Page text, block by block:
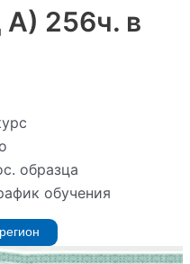
А) 256ч. в
образца
обучения